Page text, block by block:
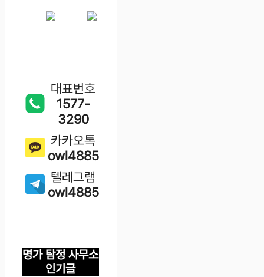
대표번호
1577-
3290
카카오톡
owl4885
텔레그램
owl4885
명가 탐정 사무소
인기글